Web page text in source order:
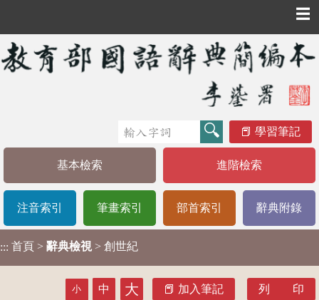
☰
學習筆記
基本檢索 進階檢索
注音索引 筆畫索引 部首索引 辭典附錄
::: 首頁 > 辭典檢視 > 創世紀
小 中 大 加入筆記 列 印